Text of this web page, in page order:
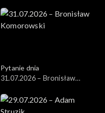
Pytanie dnia
31.07.2026 – Bronisław